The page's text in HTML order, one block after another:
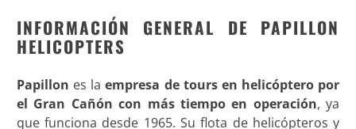
INFORMACIÓN GENERAL DE PAPILLON
HELICOPTERS
Papillon es laempresa de tours en helicóptero por
el Gran Cañón con más tiempo en operación, ya
que funciona desde 1965. Su flota de helicópteros y